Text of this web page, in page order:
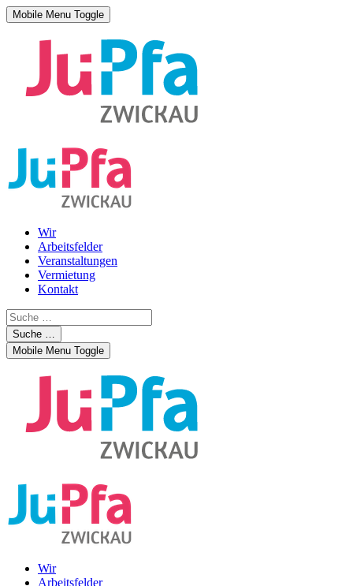
Mobile Menu Toggle
Wir
Arbeitsfelder
Veranstaltungen
Vermietung
Kontakt
Suche …
Mobile Menu Toggle
Wir
Arbeitsfelder